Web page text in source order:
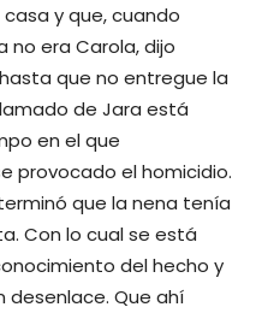
y que, cuando
no era Carola, dijo
que no entregue la
de Jara está
en el que
provocado el homicidio.
que la nena tenía
Con lo cual se está
del hecho y
Que ahí